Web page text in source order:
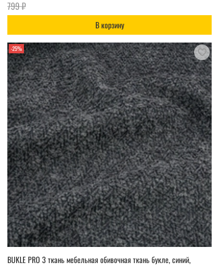
799 ₽
В корзину
-25%
BUKLE PRO 3 ткань мебельная обивочная ткань букле, синий,